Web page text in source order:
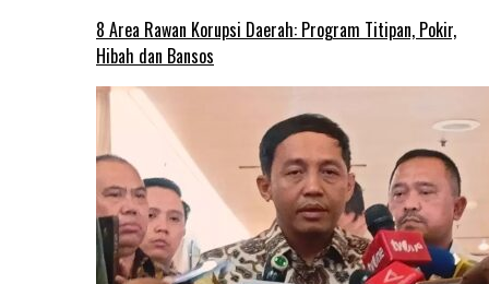
8 Area Rawan Korupsi Daerah: Program Titipan, Pokir,
Hibah dan Bansos